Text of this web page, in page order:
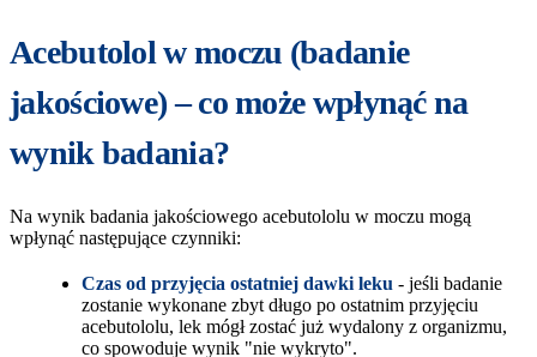
Acebutolol w moczu (badanie
jakościowe) – co może wpłynąć na
wynik badania?
Na wynik badania jakościowego acebutololu w moczu mogą
wpłynąć następujące czynniki:
Czas od przyjęcia ostatniej dawki leku - jeśli badanie
zostanie wykonane zbyt długo po ostatnim przyjęciu
acebutololu, lek mógł zostać już wydalony z organizmu,
co spowoduje wynik "nie wykryto".